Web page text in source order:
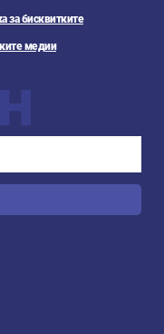
за бисквитките
медии